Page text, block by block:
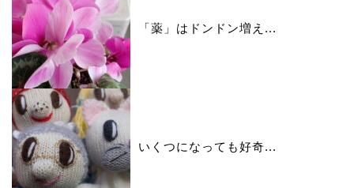
「薬」はドンドン増え...
いくつになっても好奇...